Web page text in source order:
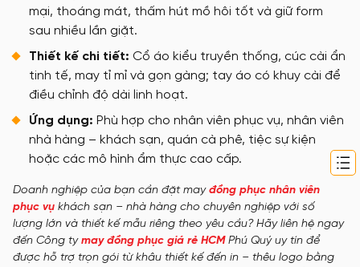
mại, thoáng mát, thấm hút mồ hôi tốt và giữ form
sau nhiều lần giặt.
Thiết kế chi tiết: Cổ áo kiểu truyền thống, cúc cài ẩn
tinh tế, may tỉ mỉ và gọn gàng; tay áo có khuy cài để
điều chỉnh độ dài linh hoạt.
Ứng dụng: Phù hợp cho nhân viên phục vụ, nhân viên
nhà hàng – khách sạn, quán cà phê, tiệc sự kiện
hoặc các mô hình ẩm thực cao cấp.
Doanh nghiệp của bạn cần đặt may đồng phục nhân viên
phục vụ khách sạn – nhà hàng cho chuyên nghiệp với số
lượng lớn và thiết kế mẫu riêng theo yêu cầu? Hãy liên hệ ngay
đến Công ty may đồng phục giá rẻ HCMPhú Quý uy tín để
được hỗ trợ trọn gói từ khâu thiết kế đến in – thêu logo bằng